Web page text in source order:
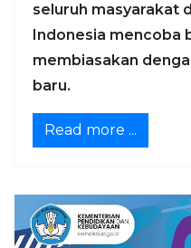
seluruh masyarakat
Indonesia mencoba
membiasakan
baru.
Read more ...